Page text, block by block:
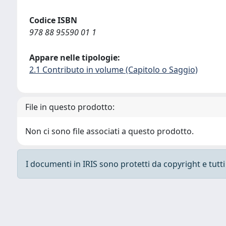
Codice ISBN
978 88 95590 01 1
Appare nelle tipologie:
2.1 Contributo in volume (Capitolo o Saggio)
File in questo prodotto:
Non ci sono file associati a questo prodotto.
I documenti in IRIS sono protetti da copyright e